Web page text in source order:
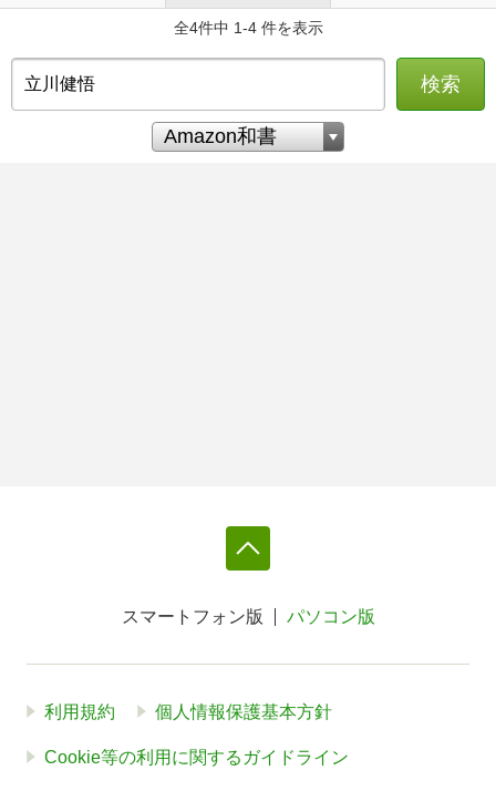
全4件中 1-4 件を表示
検索
スマートフォン版 パソコン版
利用規約 個人情報保護基本方針
Cookie等の利用に関するガイドライン